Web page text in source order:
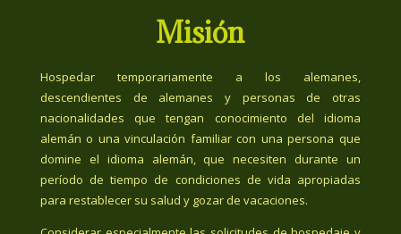
Misión
Hospedar temporariamente a los alemanes,
descendientes de alemanes y personas de otras
nacionalidades que tengan conocimiento del idioma
alemán o una vinculación familiar con una persona que
domine el idioma alemán, que necesiten durante un
período de tiempo de condiciones de vida apropiadas
para restablecer su salud y gozar de vacaciones.